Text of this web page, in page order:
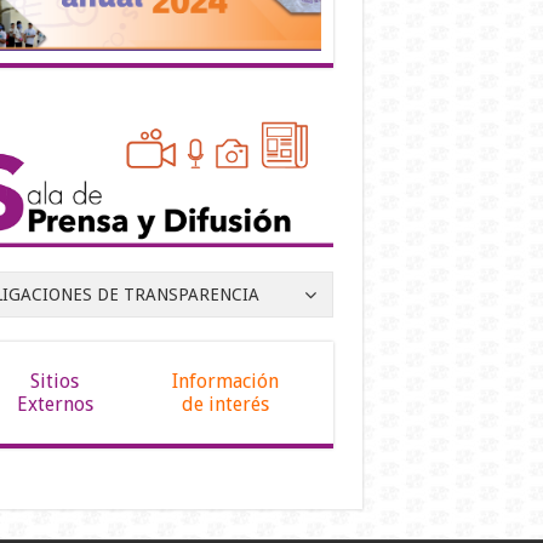
DE TRANSPARENCIA
Sitios
Externos
Información
de interés